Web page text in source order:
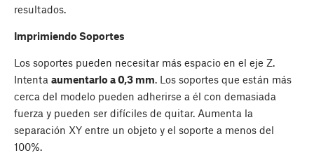
resultados.
Imprimiendo Soportes
Los soportes pueden necesitar más espacio en el eje Z.
Intenta aumentarlo a 0,3 mm. Los soportes que están más
cerca del modelo pueden adherirse a él con demasiada
fuerza y pueden ser difíciles de quitar. Aumenta la
separación XY entre un objeto y el soporte a menos del
100%.